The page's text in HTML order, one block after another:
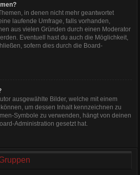
in denen nicht mehr geantwortet
laufende Umfrage, falls vorhanden,
aus vielen Gründen durch einen Moderator
Eventuell hast du auch die Möglichkeit,
sofern dies durch die Board-
ausgewählte Bilder, welche mit einem
um dessen Inhalt kennzeichnen zu
Symbole zu verwenden, hängt von deinen
Administration gesetzt hat.